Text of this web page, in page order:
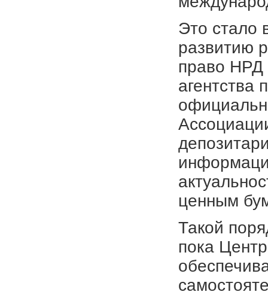
Это стало
развитию
право НРД
агентства
ценным
Такой
пока